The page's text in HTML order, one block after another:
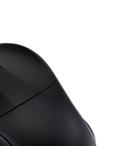
リーズの無線（レシーバ
音化。